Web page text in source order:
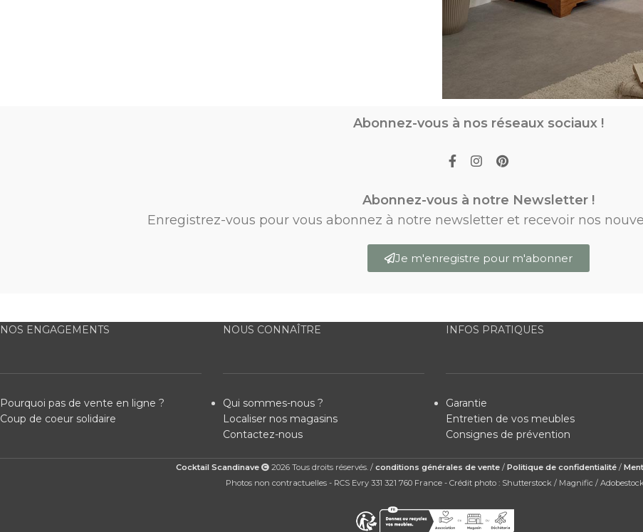
Abonnez-vous à nos réseaux sociaux !
Abonnez-vous à notre Newsletter !
Enregistrez-vous pour vous abonnez à notre newsletter et recevoir nos
Je m'enregistre pour m'abonner
NOS ENGAGEMENTS
Pourquoi pas de vente en ligne ?
Coup de coeur solidaire
NOUS CONNAÎTRE
Qui sommes-nous ?
Localiser nos magasins
Contactez-nous
INFOS PRATIQUES
Garantie
Entretien de vos meubles
Consignes de prévention
Cocktail Scandinave 2026 Tous droits réservés. / conditions générales de vente/ Politique de confidentialité/
Photos non contractuelles - RCS Evry 331 321 760 France - Crédit photo : Shutterstock / Magnific / Adobestock